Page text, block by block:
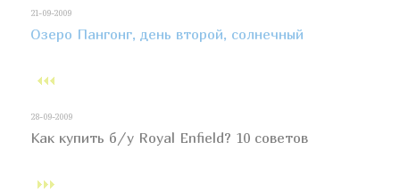
21-09-2009
Озеро Пангонг, день второй, солнечный
28-09-2009
Как купить б/у Royal Enfield? 10 советов